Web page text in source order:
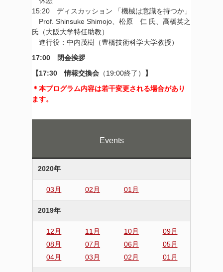
15:20 ディスカッション 「機械は意識を持つか」
Prof. Shinsuke Shimojo、松原 仁 氏、高橋英之
氏（大阪大学特任助教）
進行役：中内茂樹（豊橋技術科学大学教授）
17:00 閉会挨拶
【17:30 情報交換会 （19:00終了）
】
＊本プログラム内容は若干変更される場合があり
ます。
Events
2020年
03月 02月 01月
2019年
12月 11月 10月
09月
08月
07月 06月
05月
04月
03月 02月 01月